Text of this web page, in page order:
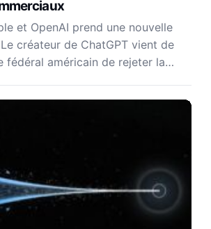
et OpenAI prend une nouvelle
créateur de ChatGPT vient de
fédéral américain de rejeter la…